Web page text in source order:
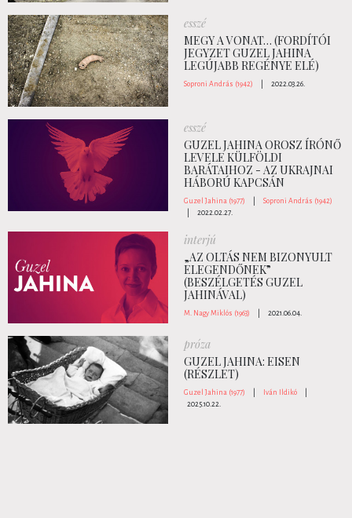
esszé
MEGY A VONAT… (FORDÍTÓI
JEGYZET GUZEL JAHINA
LEGÚJABB REGÉNYE ELÉ)
Soproni András (1942) 2022.03.26.
esszé
GUZEL JAHINA OROSZ ÍRÓNŐ
LEVELE KÜLFÖLDI
BARÁTAIHOZ - AZ UKRAJNAI
HÁBORÚ KAPCSÁN
Guzel Jahina (1977)
Soproni András (1942)
2022.02.27.
interjú
„AZ OLTÁS NEM BIZONYULT
ELEGENDŐNEK”
(BESZÉLGETÉS GUZEL
JAHINÁVAL)
M. Nagy Miklós (1963) 2021.06.04.
próza
GUZEL JAHINA: EISEN
(RÉSZLET)
Guzel Jahina (1977) Iván Ildikó
2025.10.22.